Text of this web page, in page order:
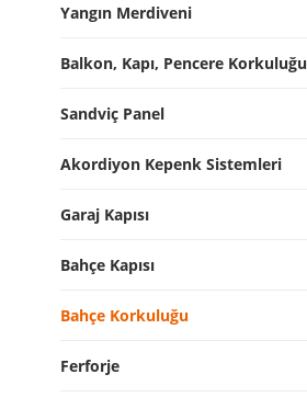
Yangın Merdiveni
Balkon, Kapı, Pencere Korkuluğu
Sandviç Panel
Akordiyon Kepenk Sistemleri
Garaj Kapısı
Bahçe Kapısı
Bahçe Korkuluğu
Ferforje